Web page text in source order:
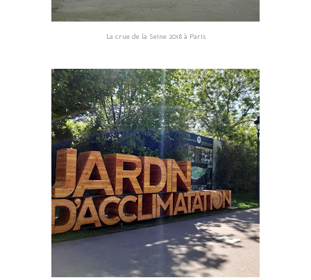
La crue de la Seine 2018 à Paris